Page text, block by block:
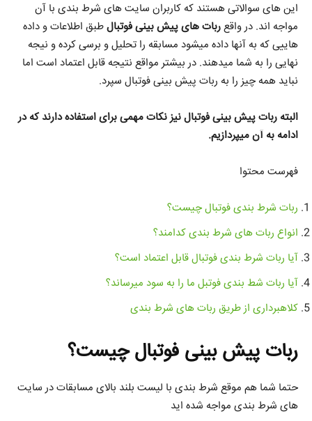
این های سوالاتی هستند که کاربران سایت های شرط بندی با آن
مواجه اند. در واقعربات های پیش بینی فوتبالطبق اطلاعات و داده
هاییی که به آنها داده میشود مسابقه را تحلیل و برسی کرده و نیجه
نهایی را به شما میدهند. در بیشتر مواقع نتیجه قابل اعتماد است اما
نباید همه چیز را به ربات پیش بینی فوتبال سپرد.
البته ربات پیش بینی فوتبال نیز نکات مهمی برای استفاده دارند که در
ادامه به آن میپردازیم.
فهرست محتوا
ربات شرط بندی فوتبال چیست؟
انواع ربات های شرط بندی کدامند؟
آیا ربات شرط بندی فوتبال قابل اعتماد است؟
آیا ربات شط بندی فوتبل ما را به سود میرساند؟
کلاهبرداری از طریق ربات های شرط بندی
ربات پیش بینی فوتبال چیست؟
حتما شما هم موقع شرط بندی با لیست بلند بالای مسابقات در سایت
های شرط بندی مواجه شده اید